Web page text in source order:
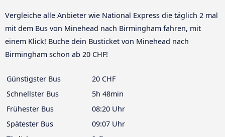
Vergleiche alle Anbieter wie National Express die täglich 2 mal
mit dem Bus von Minehead nach Birmingham fahren, mit
einem Klick! Buche dein Busticket von Minehead nach
Birmingham schon ab 20 CHF!
Günstigster Bus
20 CHF
Schnellster Bus
5h 48min
Frühester Bus
08:20 Uhr
Spätester Bus
09:07 Uhr